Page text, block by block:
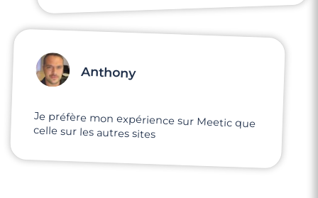
Anthony
Je préfère mon expérience sur Meetic que
celle sur les autres sites